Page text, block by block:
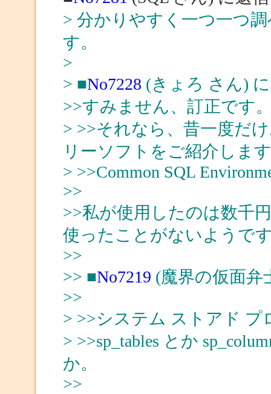
> 分かりやすく一つ一つ
す。
>
> ■No7228 (きょろ さん)
>>すみません、訂正です
> >>それなら、昔一度だ
リーソフトをご紹介しま
> >>Common SQL
>>
>>私が使用したのは数千
使ったことがないようで
>>
>> ■No7219 (魔界の仮面弁
>>
> >>システム ストアド
> >>sp_tables とか
か。
>>